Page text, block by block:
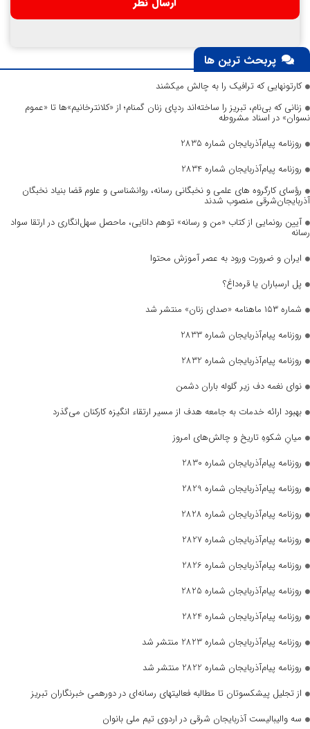
پربحث ترین ها
کارتونهایی که ترافیک را به چالش میکشند
زنانی که بی‌نام، تبریز را ساخته‌اند ردپای زنان گمنام؛ از «کلانترخانیم»ها تا «عموم
نسوان» در اسناد مشروطه
روزنامه پیام‌آذربایجان شماره 2835
روزنامه پیام‌آذربایجان شماره 2834
رؤسای کارگروه های علمی و نخبگانی رسانه، روانشناسی و علوم قضا بنیاد نخبگان
آذربایجان‌شرقی منصوب شدند
آیین رونمایی از کتاب «من و رسانه» توهم دانایی، ماحصل سهل‌انگاری در ارتقا سواد
رسانه
ایران و ضرورت ورود به عصر آموزش محتوا
پل ارسباران یا قره‌داغ؟
شماره ۱۵۳ ماهنامه «صدای زنان» منتشر شد
روزنامه پیام‌آذربایجان شماره 2833
روزنامه پیام‌آذربایجان شماره 2832
نوای نغمه دف زیر گلوله باران دشمن
بهبود ارائه خدمات به جامعه هدف از مسیر ارتقاء انگیزه کارکنان می‌گذرد
میانِ شکوهِ تاریخ و چالش‌های امروز
روزنامه پیام‌آذربایجان شماره 2830
روزنامه پیام‌آذربایجان شماره 2829
روزنامه پیام‌آذربایجان شماره 2828
روزنامه پیام‌آذربایجان شماره 2827
روزنامه پیام‌آذربایجان شماره 2826
روزنامه پیام‌آذربایجان شماره 2825
روزنامه پیام‌آذربایجان شماره 2824
روزنامه پیام‌آذربایجان شماره 2823 منتشر شد
روزنامه پیام‌آذربایجان شماره 2822 منتشر شد
از تجلیل پیشکسوتان تا مطالبه فعالیتهای رسانه‌ای در دورهمی خبرنگاران تبریز
سه والیبالیست آذربایجان‌ شرقی در اردوی تیم ملی بانوان